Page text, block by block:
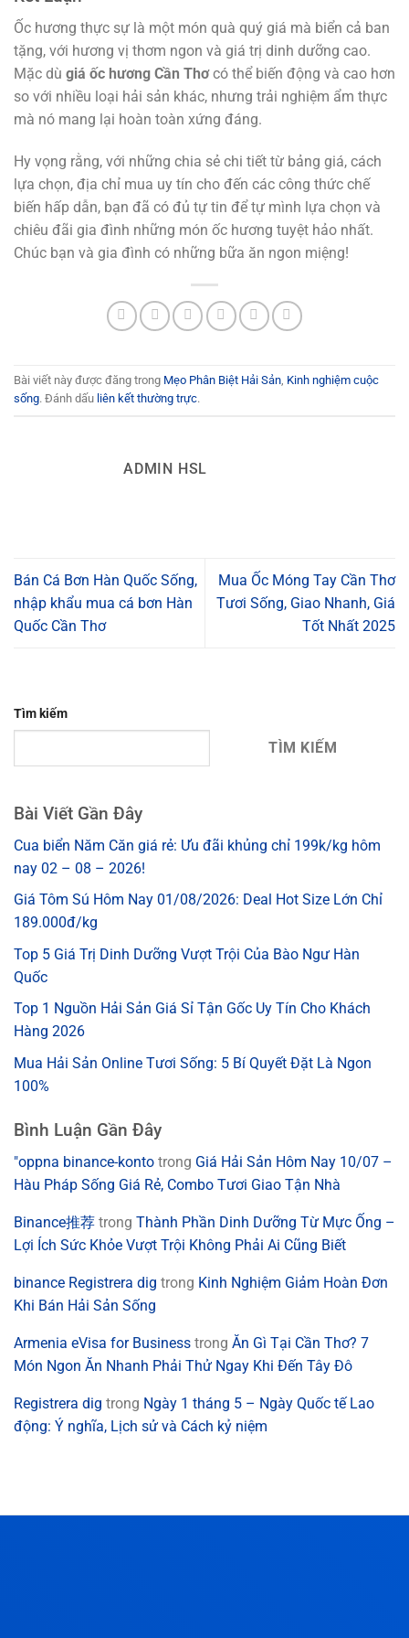
Ốc hương thực sự là một món quà quý giá mà biển cả ban
tặng, với hương vị thơm ngon và giá trị dinh dưỡng cao.
Mặc dù giá ốc hương Cần Thơcó thể biến động và cao hơn
so với nhiều loại hải sản khác, nhưng trải nghiệm ẩm thực
mà nó mang lại hoàn toàn xứng đáng.
Hy vọng rằng, với những chia sẻ chi tiết từ bảng giá, cách
lựa chọn, địa chỉ mua uy tín cho đến các công thức chế
biến hấp dẫn, bạn đã có đủ tự tin để tự mình lựa chọn và
chiêu đãi gia đình những món ốc hương tuyệt hảo nhất.
Chúc bạn và gia đình có những bữa ăn ngon miệng!
Bài viết này được đăng trong Mẹo Phân Biệt Hải Sản, Kinh nghiệm cuộc
sống. Đánh dấu liên kết thường trực.
ADMIN HSL
Bán Cá Bơn Hàn Quốc Sống,
nhập khẩu mua cá bơn Hàn
Quốc Cần Thơ
Mua Ốc Móng Tay Cần Thơ
Tươi Sống, Giao Nhanh, Giá
Tốt Nhất 2025
Tìm kiếm
TÌM KIẾM
Bài Viết Gần Đây
Cua biển Năm Căn giá rẻ: Ưu đãi khủng chỉ 199k/kg hôm
nay 02 – 08 – 2026!
Giá Tôm Sú Hôm Nay 01/08/2026: Deal Hot Size Lớn Chỉ
189.000đ/kg
Top 5 Giá Trị Dinh Dưỡng Vượt Trội Của Bào Ngư Hàn
Quốc
Top 1 Nguồn Hải Sản Giá Sỉ Tận Gốc Uy Tín Cho Khách
Hàng 2026
Mua Hải Sản Online Tươi Sống: 5 Bí Quyết Đặt Là Ngon
100%
Bình Luận Gần Đây
"oppna binance-konto trong Giá Hải Sản Hôm Nay 10/07 –
Hàu Pháp Sống Giá Rẻ, Combo Tươi Giao Tận Nhà
Binance推荐 trong Thành Phần Dinh Dưỡng Từ Mực Ống –
Lợi Ích Sức Khỏe Vượt Trội Không Phải Ai Cũng Biết
binance Registrera dig trong Kinh Nghiệm Giảm Hoàn Đơn
Khi Bán Hải Sản Sống
Armenia eVisa for Business trong Ăn Gì Tại Cần Thơ? 7
Món Ngon Ăn Nhanh Phải Thử Ngay Khi Đến Tây Đô
Registrera dig trong Ngày 1 tháng 5 – Ngày Quốc tế Lao
động: Ý nghĩa, Lịch sử và Cách kỷ niệm